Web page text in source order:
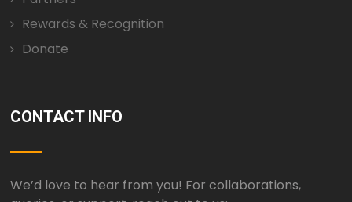
Rewards & Recognition
Donate
CONTACT INFO
We’d love to hear from you! For collaborations,